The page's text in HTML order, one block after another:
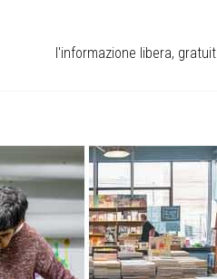
l'informazione libera,